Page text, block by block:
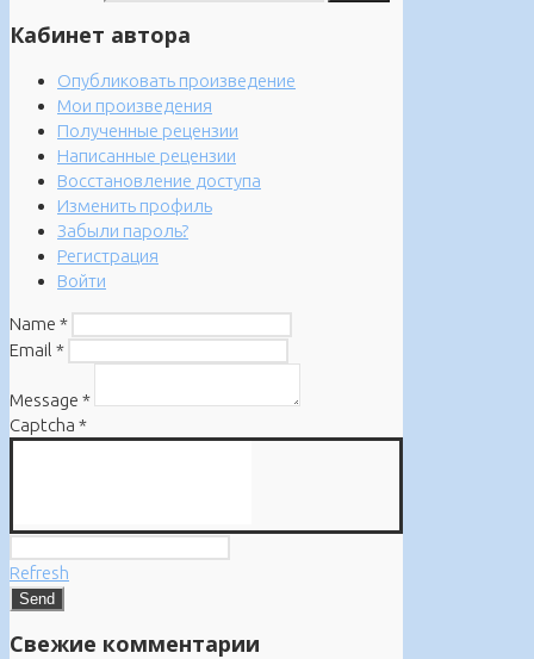
Кабинет автора
Опубликовать произведение
Мои произведения
Полученные рецензии
Написанные рецензии
Восстановление доступа
Изменить профиль
Забыли пароль?
Регистрация
Войти
Name *
Email *
Message *
Captcha *
Refresh
Свежие комментарии